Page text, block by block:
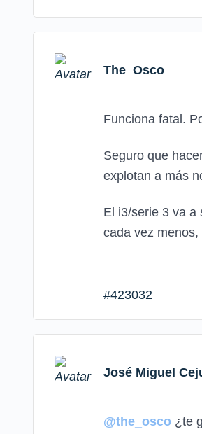
The_Osco
Funciona fatal.
Seguro que
explotan a más
El i3/serie 3 va a
cada vez
#423032
José Miguel
@the_osco ¿te